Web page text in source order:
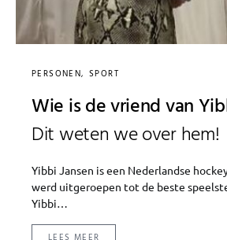
PERSONEN SPORT
Wie is de vriend van
Dit weten we over hem!
Yibbi Jansen is een Nederlandse
werd uitgeroepen tot de beste
Yibbi…